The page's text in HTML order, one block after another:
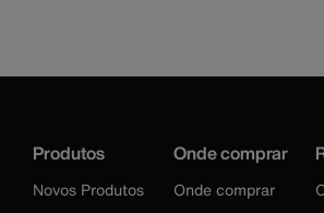
Produtos
Novos Produtos
Onde comprar
Onde comprar